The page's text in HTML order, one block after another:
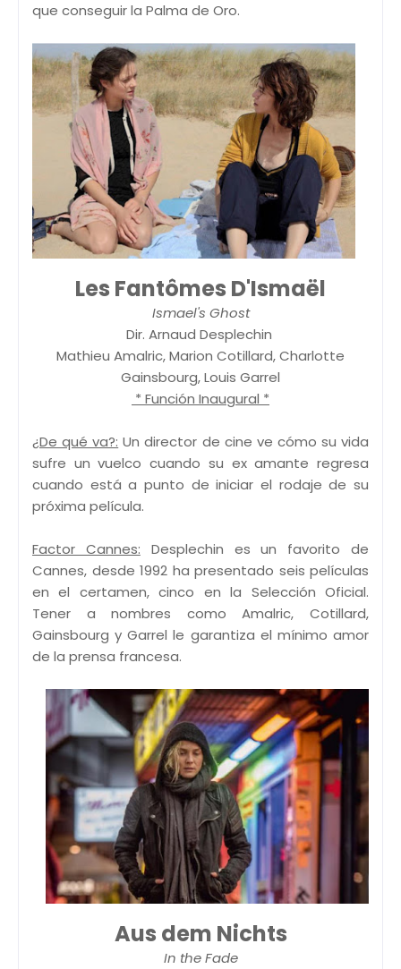
que conseguir la Palma de Oro.
Les Fantômes D'Ismaël
Ismael's Ghost
Dir. Arnaud Desplechin
Mathieu Amalric, Marion Cotillard, Charlotte
Gainsbourg, Louis Garrel
* Función Inaugural *
¿De qué va?: Un director de cine ve cómo su vida
sufre un vuelco cuando su ex amante regresa
cuando está a punto de iniciar el rodaje de su
próxima película.
Factor Cannes: Desplechin es un favorito de
Cannes, desde 1992 ha presentado seis películas
en el certamen, cinco en la Selección Oficial.
Tener a nombres como Amalric, Cotillard,
Gainsbourg y Garrel le garantiza el mínimo amor
de la prensa francesa.
Aus dem Nichts
In the Fade